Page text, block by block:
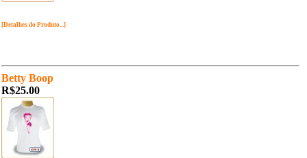
[Detalhes do Produto...]
Betty Boop
R$25.00